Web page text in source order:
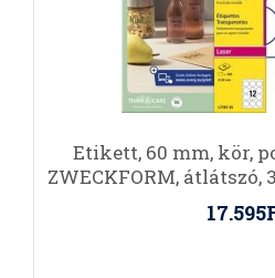
Etikett, 60 mm, kör,
ZWECKFORM,